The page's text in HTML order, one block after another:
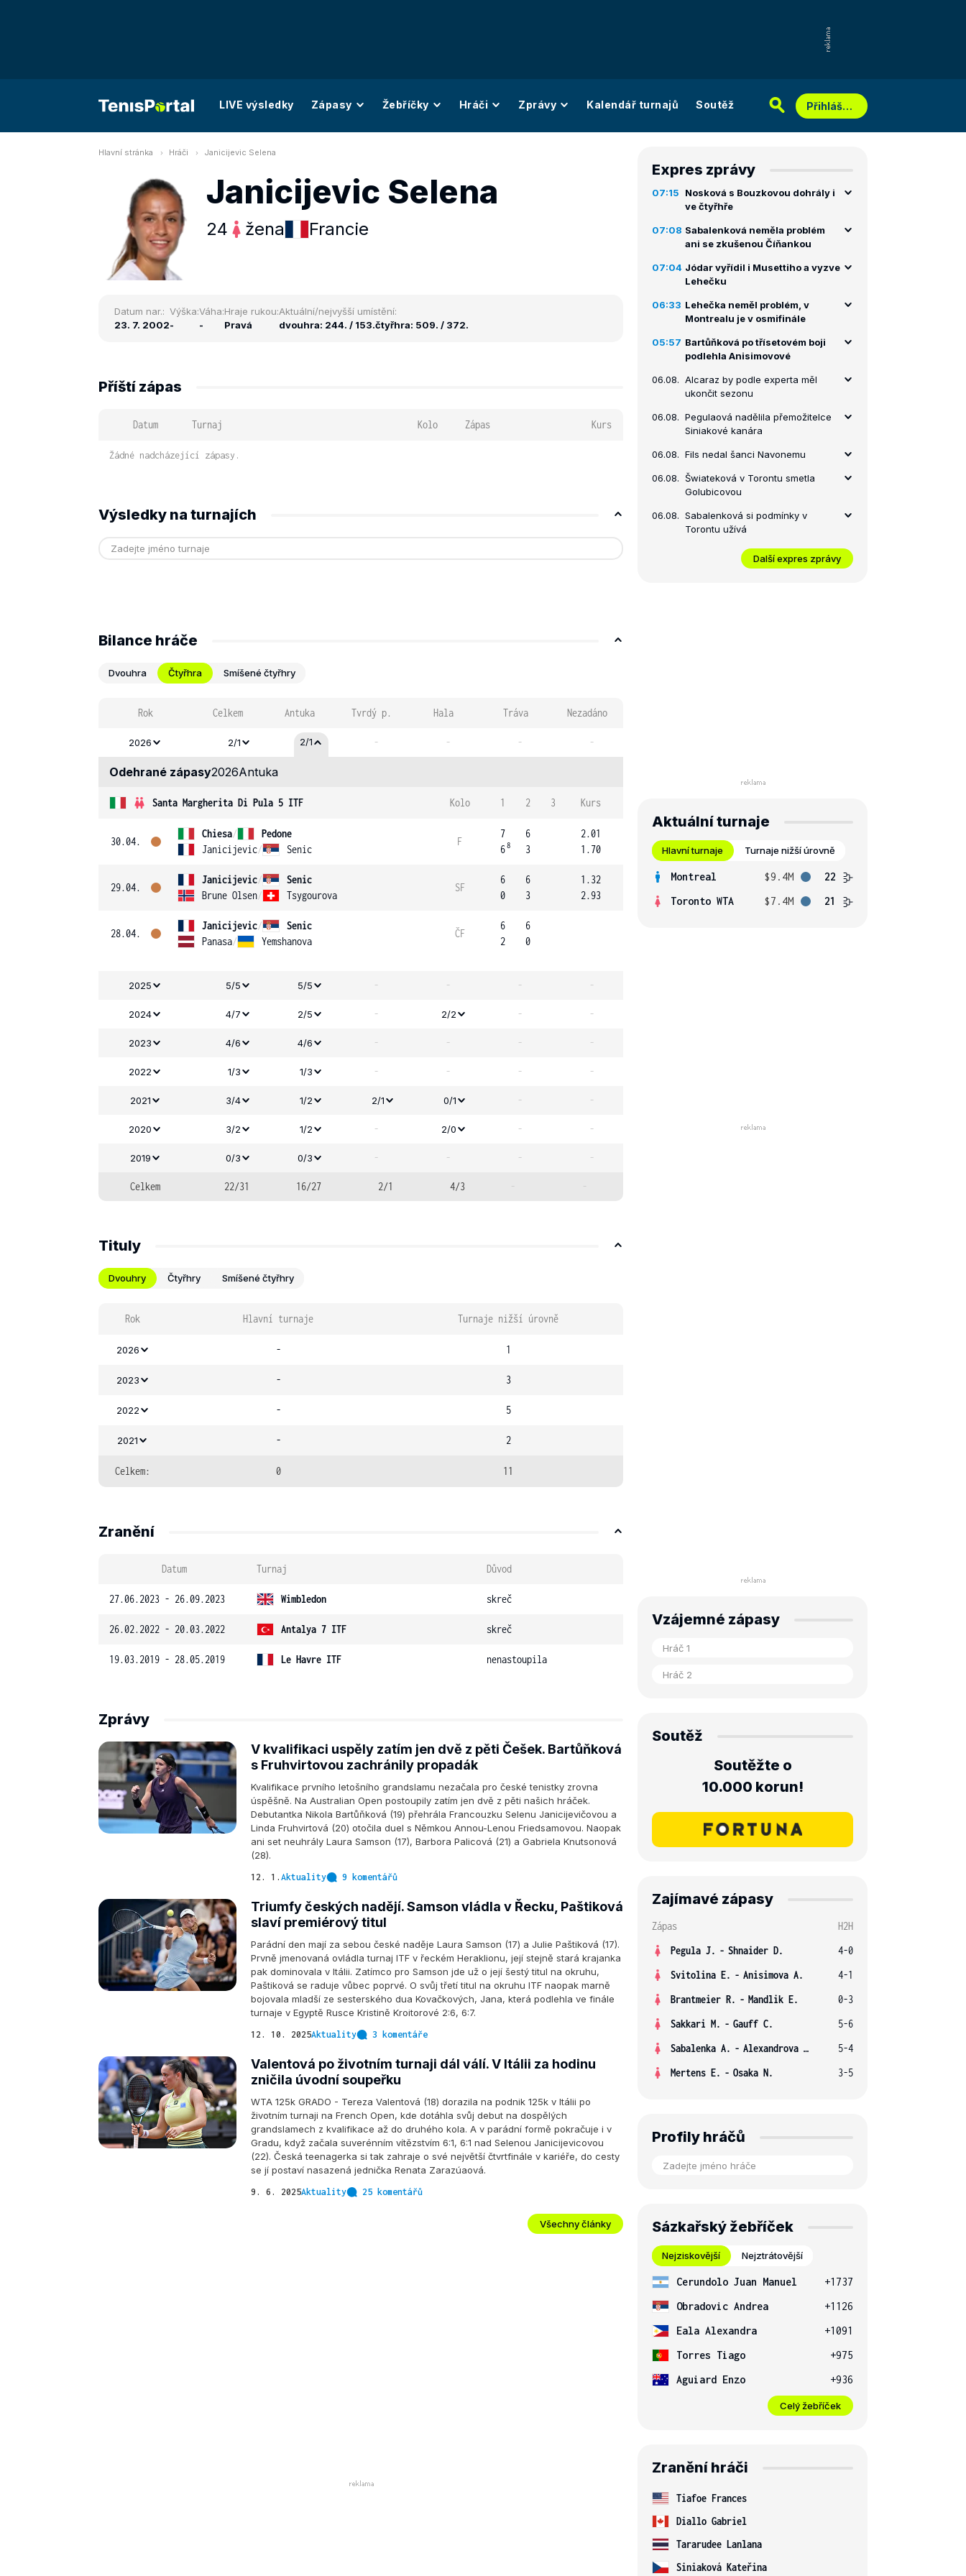
LIVE výsledky Zápasy Žebříčky Hráči Zprávy Kalendář turnajů Soutěž Přihlášení
Hlavní stránka Hráči Janicijevic Selena
Janicijevic Selena
24 žena Francie
Datum nar.:
23. 7. 2002
Výška:
-
Váha:
-
Hraje rukou:
Pravá
Aktuální/nejvyšší umístění:
dvouhra: 244. / 153.čtyřhra: 509. / 372.
Příští zápas
Datum Turnaj Kolo Zápas Kurs
Žádné nadcházející zápasy.
Výsledky na turnajích
Bilance hráče
Dvouhra Čtyřhra Smíšené čtyřhry
Rok Celkem Antuka Tvrdý p. Hala Tráva Nezadáno
2026 2/1 2/1 - - - -
Odehrané zápasy2026Antuka
Santa Margherita Di Pula 5 ITF Kolo 1 2 3 Kurs
30.04.
Chiesa/
Pedone
Janicijevic/ Senic
F
7
68
6
3
2.01
1.70
29.04.
Janicijevic/
Senic
Brune Olsen/ Tsygourova
SF
6
0
6
3
1.32
2.93
28.04.
Janicijevic/
Senic
Panasa/ Yemshanova
ČF
6
2
6
0
2025 5/5 5/5 - - - -
2024 4/7 2/5 - 2/2 - -
2023 4/6 4/6 - - - -
2022 1/3 1/3 - - - -
2021 3/4 1/2 2/1 0/1 - -
2020 3/2 1/2 - 2/0 - -
2019 0/3 0/3 - - - -
Celkem 22/31 16/27 2/1 4/3 - -
Tituly
Dvouhry Čtyřhry Smíšené čtyřhry
Rok Hlavní turnaje Turnaje nižší úrovně
2026 - 1
2023 - 3
2022 - 5
2021 - 2
Celkem: 0 11
Zranění
Datum Turnaj Důvod
27.06.2023 - 26.09.2023 Wimbledon skreč
26.02.2022 - 20.03.2022 Antalya 7 ITF skreč
19.03.2019 - 28.05.2019 Le Havre ITF nenastoupila
Zprávy
V kvalifikaci uspěly zatím jen dvě z pěti Češek. Bartůňková
s Fruhvirtovou zachránily propadák
Kvalifikace prvního letošního grandslamu nezačala pro české tenistky zrovna
úspěšně. Na Australian Open postoupily zatím jen dvě z pěti našich hráček.
Debutantka Nikola Bartůňková (19) přehrála Francouzku Selenu Janicijevičovou a
Linda Fruhvirtová (20) otočila duel s Němkou Annou-Lenou Friedsamovou. Naopak
ani set neuhrály Laura Samson (17), Barbora Palicová (21) a Gabriela Knutsonová
(28).
12. 1. Aktuality 9 komentářů
Triumfy českých nadějí. Samson vládla v Řecku, Paštiková
slaví premiérový titul
Parádní den mají za sebou české naděje Laura Samson (17) a Julie Paštiková (17).
Prvně jmenovaná ovládla turnaj ITF v řeckém Heraklionu, její stejně stará krajanka
pak dominovala v Itálii. Zatímco pro Samson jde už o její šestý titul na okruhu,
Paštiková se raduje vůbec poprvé. O svůj třetí titul na okruhu ITF naopak marně
bojovala mladší ze sesterského dua Kovačkových, Jana, která podlehla ve finále
turnaje v Egyptě Rusce Kristině Kroitorové 2:6, 6:7.
12. 10. 2025Aktuality 3 komentáře
Valentová po životním turnaji dál válí. V Itálii za hodinu
zničila úvodní soupeřku
WTA 125k GRADO - Tereza Valentová (18) dorazila na podnik 125k v Itálii po
životním turnaji na French Open, kde dotáhla svůj debut na dospělých
grandslamech z kvalifikace až do druhého kola. A v parádní formě pokračuje i v
Gradu, když začala suverénním vítězstvím 6:1, 6:1 nad Selenou Janicijevicovou
(22). Česká teenagerka si tak zahraje o své největší čtvrtfinále v kariéře, do cesty
se jí postaví nasazená jednička Renata Zarazúaová.
9. 6. 2025Aktuality 25 komentářů
Všechny články
Expres zprávy
07:15
Nosková s Bouzkovou dohrály i
ve čtyřhře
07:08 Sabalenková neměla problém
ani se zkušenou Číňankou
07:04 Jódar vyřídil i Musettiho a vyzve
Lehečku
06:33 Lehečka neměl problém, v
Montrealu je v osmifinále
05:57 Bartůňková po třísetovém boji
podlehla Anisimovové
06.08. Alcaraz by podle experta měl
ukončit sezonu
06.08. Pegulaová nadělila přemožitelce
Siniakové kanára
06.08. Fils nedal šanci Navonemu
06.08. Šwiateková v Torontu smetla
Golubicovou
06.08. Sabalenková si podmínky v
Torontu užívá
Další expres zprávy
Aktuální turnaje
Hlavní turnaje Turnaje nižší úrovně
Montreal $9.4M
22
Toronto WTA
$7.4M 21
Vzájemné zápasy
Soutěž
Soutěžte o
10.000 korun!
Zajímavé zápasy
Zápas
H2H
Pegula J. - Shnaider D.
4-0
Svitolina E. - Anisimova A.
4-1
Brantmeier R. - Mandlik E.
0-3
Sakkari M. - Gauff C.
5-6
Sabalenka A. - Alexandrova E.
5-4
Mertens E. - Osaka N. 3-5
Profily hráčů
Sázkařský žebříček
Nejziskovější Nejztrátovější
Cerundolo Juan Manuel
+1737
Obradovic Andrea
+1126
Eala Alexandra
+1091
Torres Tiago
+975
Aguiard Enzo
+936
Celý žebříček
Zranění hráči
Tiafoe Frances
Diallo Gabriel
Tararudee Lanlana
Siniaková Kateřina